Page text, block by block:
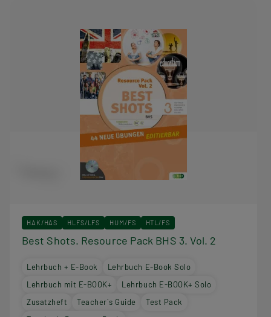
HAK/HAS HLFS/LFS HUM/FS HTL/FS
Best Shots. Resource Pack BHS 3. Vol. 2
Lehrbuch + E-Book
Lehrbuch E-Book Solo
Lehrbuch mit E-BOOK+
Lehrbuch E-BOOK+ Solo
Zusatzheft
Teacher´s Guide
Test Pack